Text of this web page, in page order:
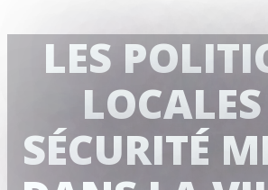
LES
SÉCURITÉ